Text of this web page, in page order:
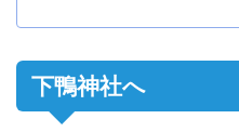
下鴨神社へ